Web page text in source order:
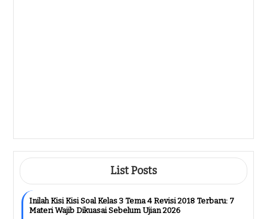
List Posts
Inilah Kisi Kisi Soal Kelas 3 Tema 4 Revisi 2018 Terbaru: 7
Materi Wajib Dikuasai Sebelum Ujian 2026